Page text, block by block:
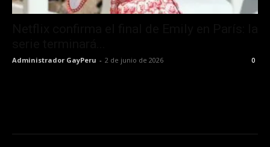
Administrador GayPeru - 2 de junio de 2026 0